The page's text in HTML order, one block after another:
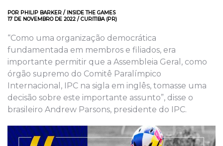
POR PHILIP BARKER / INSIDE THE GAMES
17 DE NOVEMBRO DE 2022 / CURITIBA (PR)
“Como uma organização democrática
fundamentada em membros e filiados, era
importante permitir que a Assembleia Geral, como
órgão supremo do Comitê Paralímpico
Internacional, IPC na sigla em inglês, tomasse uma
decisão sobre este importante assunto”, disse o
brasileiro Andrew Parsons, presidente do IPC.